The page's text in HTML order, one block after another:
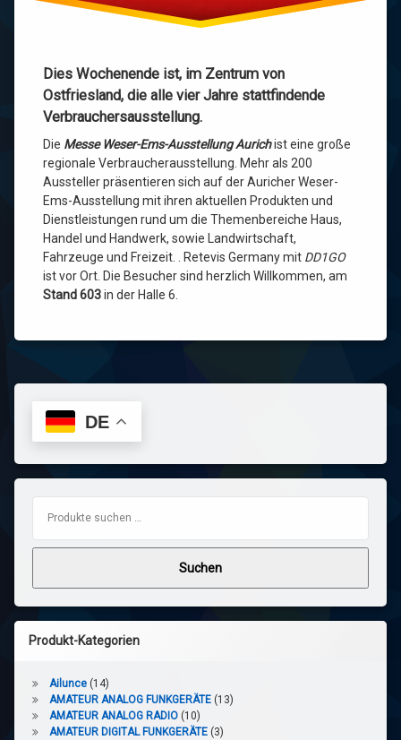
Dies Wochenende ist, im Zentrum von
Ostfriesland, die alle vier Jahre stattfindende
Verbrauchersausstellung.
Die Messe Weser-Ems-Ausstellung Aurichist eine große
regionale Verbraucherausstellung. Mehr als 200
Aussteller präsentieren sich auf der Auricher Weser-
Ems-Ausstellung mit ihren aktuellen Produkten und
Dienstleistungen rund um die Themenbereiche Haus,
Handel und Handwerk, sowie Landwirtschaft,
Fahrzeuge und Freizeit. . Retevis Germany mit DD1GO
ist vor Ort. Die Besucher sind herzlich Willkommen, am
Stand 603in der Halle 6.
Weltraum
DE
Suchen
Produkt-Kategorien
Ailunce (14)
AMATEUR ANALOG FUNKGERÄTE (13)
AMATEUR ANALOG RADIO (10)
AMATEUR DIGITAL FUNKGERÄTE (3)